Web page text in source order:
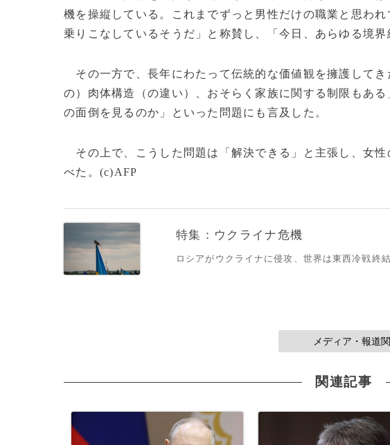
機を操縦している。これまでずっと男性だけの職業と思わ
乗りこなしているそうだ」と称賛し、「今日、あらゆる境
その一方で、長年にわたって伝統的な価値観を擁護してき
の）肉体構造（の違い）、おそらく家族に関する制限もあ
の面倒を見るのか」といった問題にも言及した。
その上で、こうした問題は「解決できる」と主張し、女
べた。(c)AFP
特集：ウクライナ危機
ロシアがウクライナに侵攻、世界は東西冷戦終
メディア・報道
関連記事